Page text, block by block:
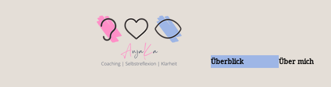
Überblick Über mich